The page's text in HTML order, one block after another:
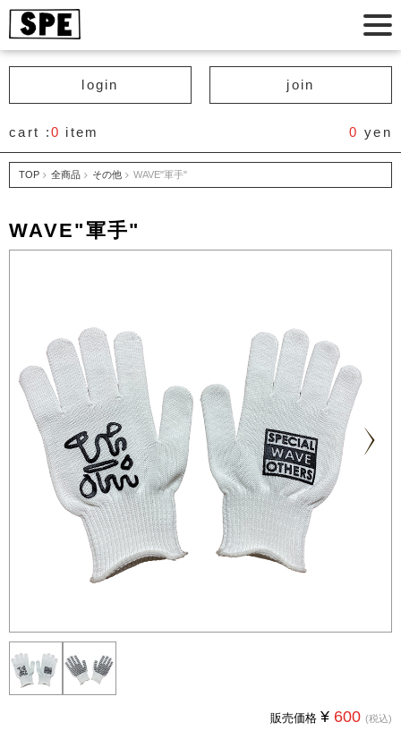
login join
cart :0 item 0 yen
TOP 全商品 その他 WAVE"軍手"
WAVE"軍手"
販売価格 ¥ 600 (税込)